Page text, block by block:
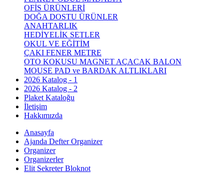
OFİS ÜRÜNLERİ
DOĞA DOSTU ÜRÜNLER
ANAHTARLIK
HEDİYELİK SETLER
OKUL VE EĞİTİM
ÇAKI FENER METRE
OTO KOKUSU MAGNET AÇACAK BALON
MOUSE PAD ve BARDAK ALTLIKLARI
2026 Katalog - 1
2026 Katalog - 2
Plaket Kataloğu
İletişim
Hakkımızda
Anasayfa
Ajanda Defter Organizer
Organizer
Organizerler
Elit Sekreter Bloknot